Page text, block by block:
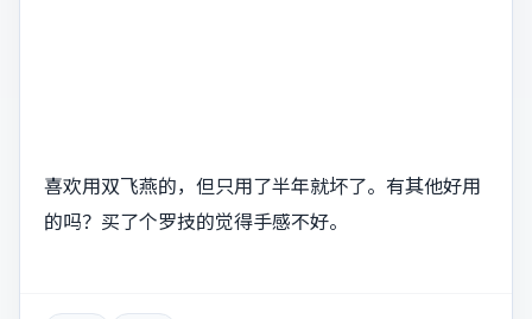
喜欢用双飞燕的，但只用了半年就坏了。有其他好用
的吗？买了个罗技的觉得手感不好。